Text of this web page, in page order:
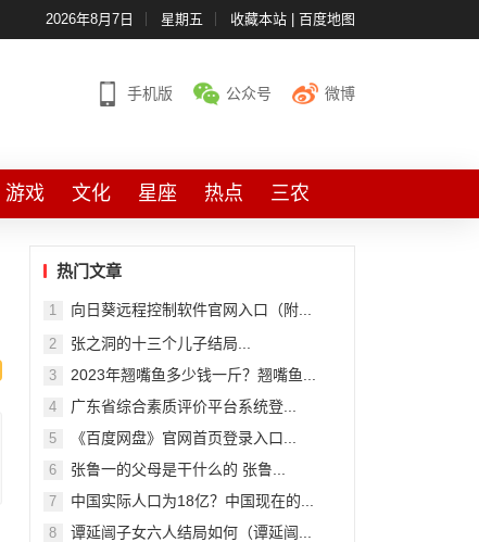
2026年8月7日 星期五 收藏本站| 百度地图
手机版 公众号 微博
游戏 文化 星座 热点 三农
热门文章
1 向日葵远程控制软件官网入口（附...
2 张之洞的十三个儿子结局...
3 2023年翘嘴鱼多少钱一斤？翘嘴鱼...
4 广东省综合素质评价平台系统登...
5 《百度网盘》官网首页登录入口...
6 张鲁一的父母是干什么的 张鲁...
7 中国实际人口为18亿？中国现在的...
8 谭延闿子女六人结局如何（谭延闿...